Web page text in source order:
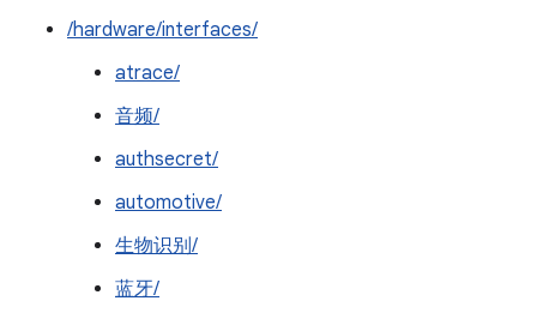
/hardware/interfaces/
atrace/
音频/
authsecret/
automotive/
生物识别/
蓝牙/